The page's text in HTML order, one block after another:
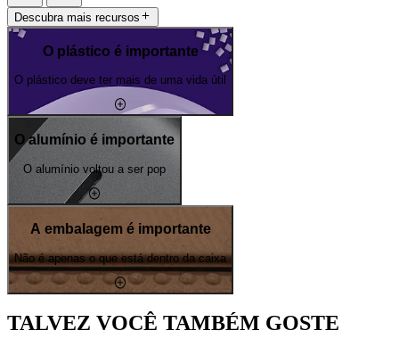
Descubra mais recursos
O plástico é importante
O plástico deve ter mais de uma vida útil
O alumínio é importante
O alumínio voltou a ser pop
A embalagem é importante
Não é apenas o que está dentro da caixa
TALVEZ VOCÊ TAMBÉM GOSTE